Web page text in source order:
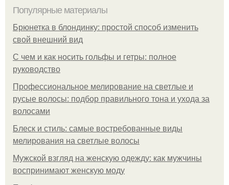
Популярные материалы
Брюнетка в блондинку: простой способ изменить
свой внешний вид
С чем и как носить гольфы и гетры: полное
руководство
Профессиональное мелирование на светлые и
русые волосы: подбор правильного тона и ухода за
волосами
Блеск и стиль: самые востребованные виды
мелирования на светлые волосы
Мужской взгляд на женскую одежду: как мужчины
воспринимают женскую моду